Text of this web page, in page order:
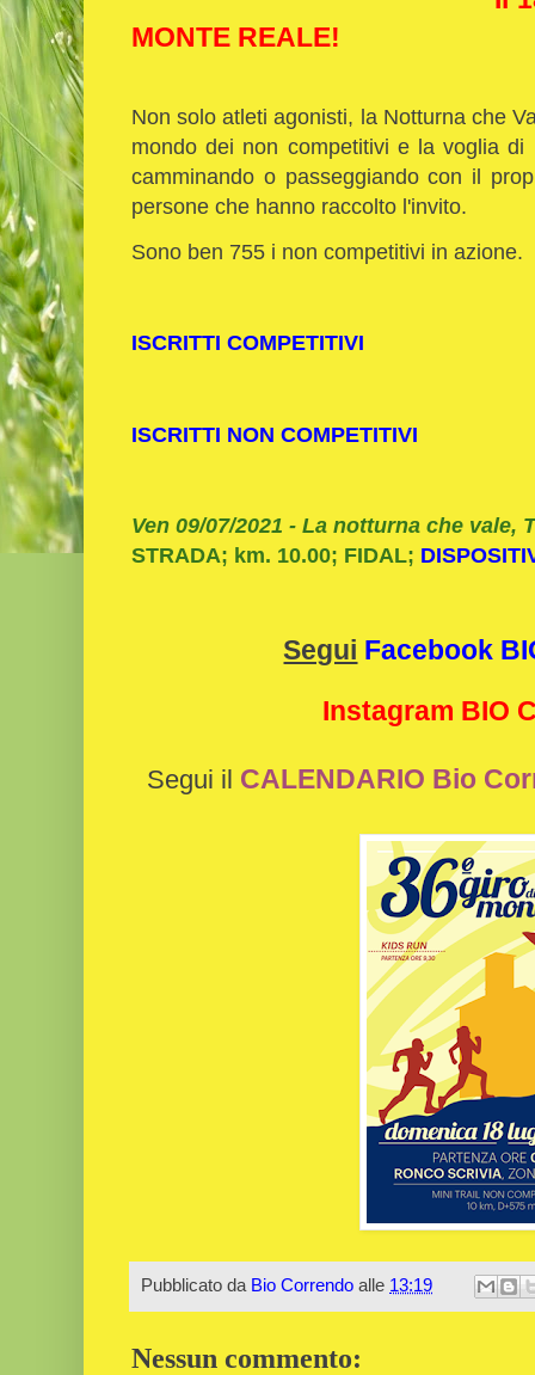
MONTE REALE!
Non solo atleti agonisti, la Notturna che
mondo dei non competitivi e la voglia
camminando o passeggiando con il
persone che hanno raccolto l'invito.
Sono ben 755 i non competitivi in azione.
ISCRITTI COMPETITIVI
ISCRITTI NON COMPETITIVI
Ven 09/07/2021 - La notturna che vale,
STRADA; km. 10.00; FIDAL;
Segui Facebook
Instagram BIO
Segui il CALENDARIO Bio
Pubblicato da Bio Correndo alle 13:19
Nessun commento: